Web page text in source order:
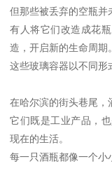
但那些被丢弃的空瓶并
有人将它们改造成花
造，开启新的生命周期。
这些玻璃容器以不同形
在哈尔滨的街头巷尾，
它们既是工业产品，
现在的生活。
每一只酒瓶都像一个小